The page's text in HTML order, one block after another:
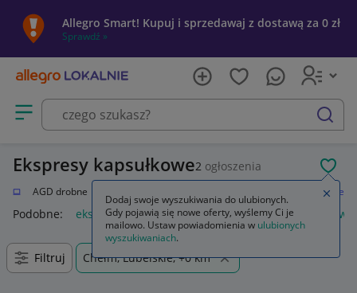
Allegro Smart! Kupuj i sprzedawaj z dostawą za 0 zł
Sprawdź »
Otwórz menu z kategoriami
szukaj
Ekspresy kapsułkowe2 ogłoszenia
AGD drobne Ekspresy kapsułkowe
Podobne: ekspres kapsułkowy kapsulkowe ekspresy do kawy
Filtruj Chełm, Lubelskie, +0 km
Dodaj swoje wyszukiwania do ulubionych.
Gdy pojawią się nowe oferty, wyślemy Ci je
mailowo. Ustaw powiadomienia w ulubionych
wyszukiwaniach.